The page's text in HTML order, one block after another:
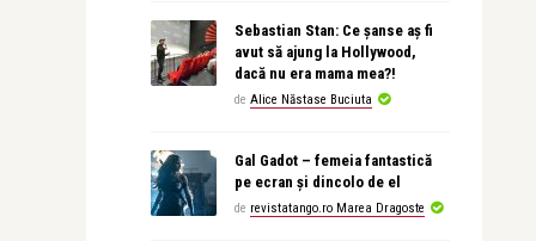
Sebastian Stan: Ce șanse aș fi
avut să ajung la Hollywood,
dacă nu era mama mea?!
de Alice Năstase Buciuta
Gal Gadot – femeia fantastică
pe ecran și dincolo de el
de revistatango.ro Marea Dragoste